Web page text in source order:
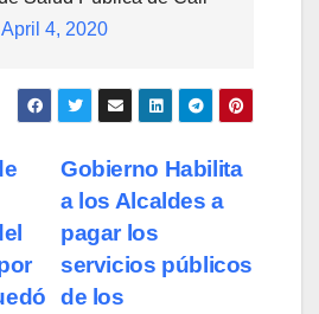
April 4, 2020
Gobierno Habilita
a los Alcaldes a
pagar los
servicios públicos
de los